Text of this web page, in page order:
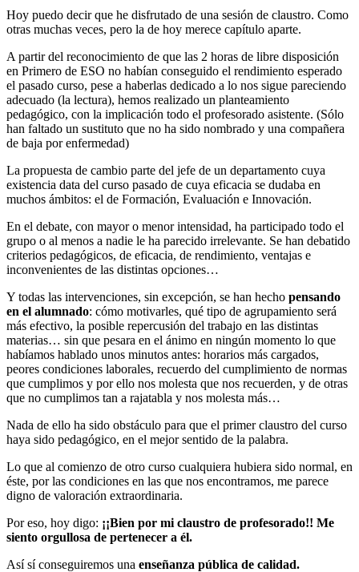
Hoy puedo decir que he disfrutado de una sesión de claustro. Como
otras muchas veces, pero la de hoy merece capítulo aparte.
A partir del reconocimiento de que las 2 horas de libre disposición
en Primero de ESO no habían conseguido el rendimiento esperado
el pasado curso, pese a haberlas dedicado a lo nos sigue pareciendo
adecuado (la lectura), hemos realizado un planteamiento
pedagógico, con la implicación todo el profesorado asistente. (Sólo
han faltado un sustituto que no ha sido nombrado y una compañera
de baja por enfermedad)
La propuesta de cambio parte del jefe de un departamento cuya
existencia data del curso pasado de cuya eficacia se dudaba en
muchos ámbitos: el de Formación, Evaluación e Innovación.
En el debate, con mayor o menor intensidad, ha participado todo el
grupo o al menos a nadie le ha parecido irrelevante. Se han debatido
criterios pedagógicos, de eficacia, de rendimiento, ventajas e
inconvenientes de las distintas opciones…
Y todas las intervenciones, sin excepción, se han hecho pensando
en el alumnado: cómo motivarles, qué tipo de agrupamiento será
más efectivo, la posible repercusión del trabajo en las distintas
materias… sin que pesara en el ánimo en ningún momento lo que
habíamos hablado unos minutos antes: horarios más cargados,
peores condiciones laborales, recuerdo del cumplimiento de normas
que cumplimos y por ello nos molesta que nos recuerden, y de otras
que no cumplimos tan a rajatabla y nos molesta más…
Nada de ello ha sido obstáculo para que el primer claustro del curso
haya sido pedagógico, en el mejor sentido de la palabra.
Lo que al comienzo de otro curso cualquiera hubiera sido normal, en
éste, por las condiciones en las que nos encontramos, me parece
digno de valoración extraordinaria.
Por eso, hoy digo: ¡¡Bien por mi claustro de profesorado!! Me
siento orgullosa de pertenecer a él.
Así sí conseguiremos una enseñanza pública de calidad.